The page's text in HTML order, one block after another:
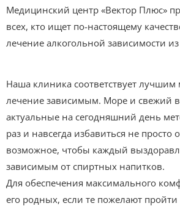
Медицинский центр «Вектор Плюс»
всех, кто ищет по-настоящему
лечение алкогольной зависимости
Наша клиника соответствует
лечение зависимым. Море и свежий
актуальные на сегодняшний день
раз и навсегда избавиться не
возможное, чтобы каждый
зависимым от спиртных напитков.
Для обеспечения максимального
его родных, если те пожелают